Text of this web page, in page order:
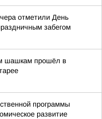
отметили День
забегом
шашкам прошёл в
программы
развитие